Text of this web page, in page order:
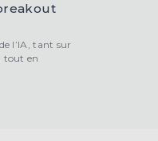
l’IA, tant sur
tout en